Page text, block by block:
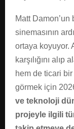
Matt Damon’un
sinemasının
ortaya koyuyor.
karşılığını
hem de ticari bir
görmek için
ve teknoloji
projeyle ilgili